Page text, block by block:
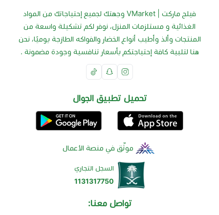
فيلج ماركت | VMarket وجهتك لجميع إحتياجاتك من المواد
الغذائية و مستلزمات المنزل، نوفر لكم تشكيلة واسعة من
المنتجات وألذ وأطيب أنواع الخضار والفواكه الطازجة يوميًا، نحن
هنا لتلبية كافة إحتياجتكم بأسعار تنافسية وجودة مضمونة .
تحميل تطبيق الجوال
موثّق في منصة الأعمال
السجل التجاري
1131317750
تواصل معنا: